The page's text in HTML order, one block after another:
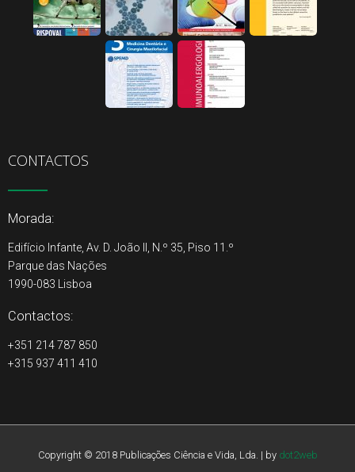
CONTACTOS
Morada:
Edifício Infante, Av. D. João II, N.º 35, Piso 11.º
Parque das Nações
1990-083 Lisboa
Contactos:
+351 214 787 850
+315 937 411 410
Copyright © 2018 Publicações Ciência e Vida, Lda. | by dot2web